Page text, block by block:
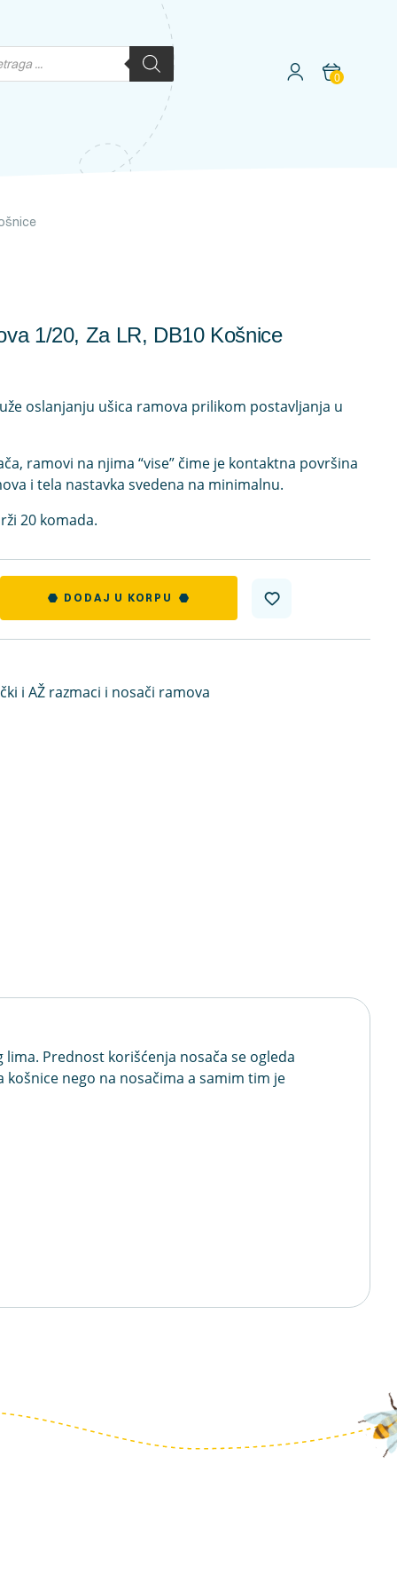
0
1/20, Za LR, DB10 Košnice
oslanjanju ušica ramova prilikom postavljanja u
ramovi na njima “vise” čime je kontaktna površina
i tela nastavka svedena na minimalnu.
20 komada.
DODAJ U KORPU
i AŽ razmaci i nosači ramova
Prednost korišćenja nosača se ogleda
nego na nosačima a samim tim je